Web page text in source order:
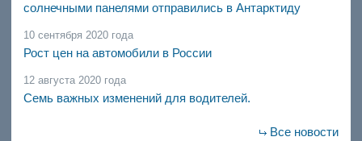
солнечными панелями отправились в Антарктиду
10 сентября 2020 года
Рост цен на автомобили в России
12 августа 2020 года
Семь важных изменений для водителей.
Все новости